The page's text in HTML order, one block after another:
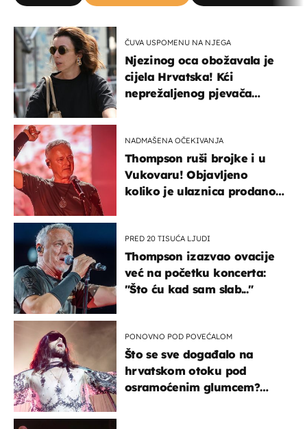
ČUVA USPOMENU NA NJEGA
Njezinog oca obožavala je
cijela Hrvatska! Kći
neprežaljenog pjevača
NADMAŠENA OČEKIVANJA
Thompson ruši brojke i u
Vukovaru! Objavljeno
koliko je ulaznica prodano
PRED 20 TISUĆA LJUDI
Thompson izazvao ovacije
već na početku koncerta:
"Što ću kad sam slab..."
PONOVNO POD POVEĆALOM
Što se sve događalo na
hrvatskom otoku pod
osramoćenim glumcem?